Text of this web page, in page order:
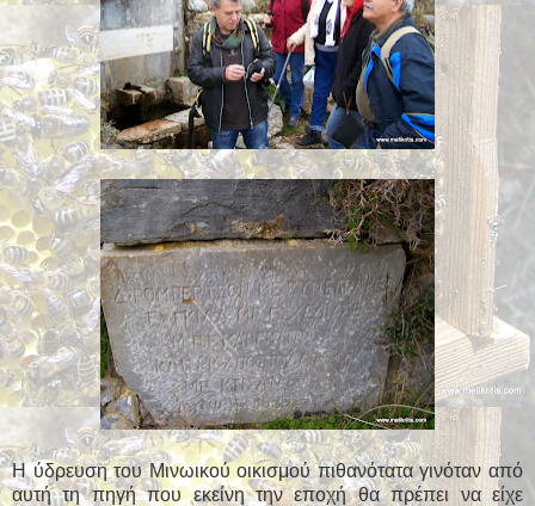
Η ύδρευση του Μινωικού οικισμού πιθανότατα γινόταν από
αυτή τη πηγή που εκείνη την εποχή θα πρέπει να είχε